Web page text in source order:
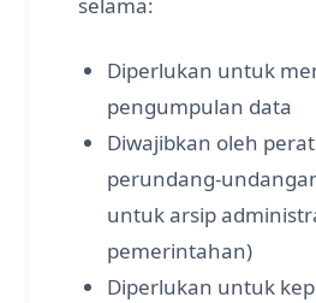
selama:
Diperlukan untuk
pengumpulan data
Diwajibkan oleh
perundang-
untuk arsip
pemerintahan)
Diperlukan untuk